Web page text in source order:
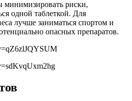
риски,
одной таблеткой. Для
лучше заниматься спортом и
опасных препаратов.